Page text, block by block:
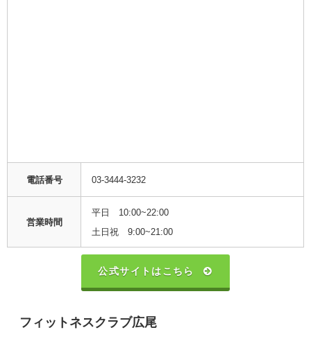
電話番号 03-3444-3232
営業時間
平日 10:00~22:00
土日祝 9:00~21:00
公式サイトはこちら
フィットネスクラブ広尾